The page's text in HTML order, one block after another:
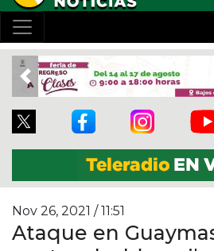
Previous
Nov 26, 2021 / 11:51
Ataque en